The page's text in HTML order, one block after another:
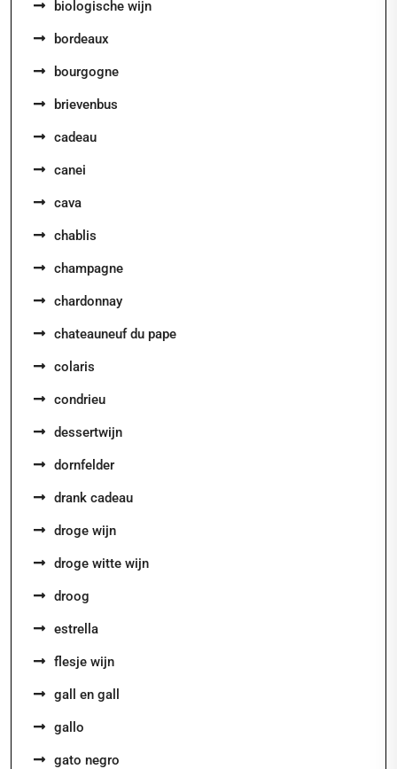
biologische wijn
bordeaux
bourgogne
brievenbus
cadeau
canei
cava
chablis
champagne
chardonnay
chateauneuf du pape
colaris
condrieu
dessertwijn
dornfelder
drank cadeau
droge wijn
droge witte wijn
droog
estrella
flesje wijn
gall en gall
gallo
gato negro